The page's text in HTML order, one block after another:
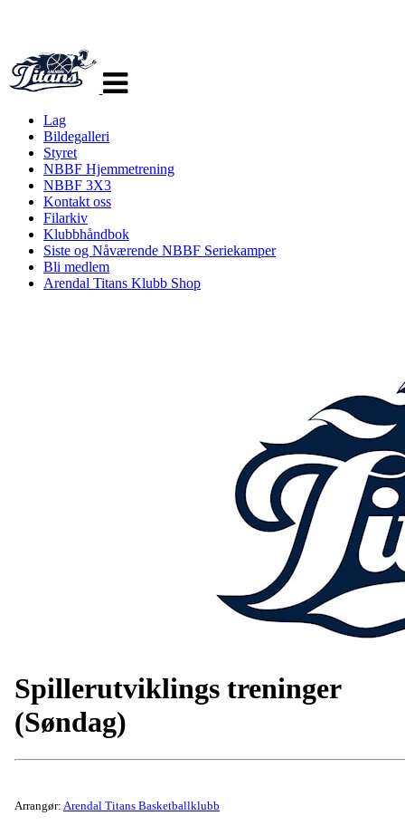
navigasjon
Lag
Bildegalleri
Styret
NBBF Hjemmetrening
NBBF 3X3
Kontakt oss
Filarkiv
Klubbhåndbok
Siste og Nåværende NBBF Seriekamper
Bli medlem
Arendal Titans Klubb Shop
Spillerutviklings treninger
(Søndag)
Arrangør: Arendal Titans Basketballklubb